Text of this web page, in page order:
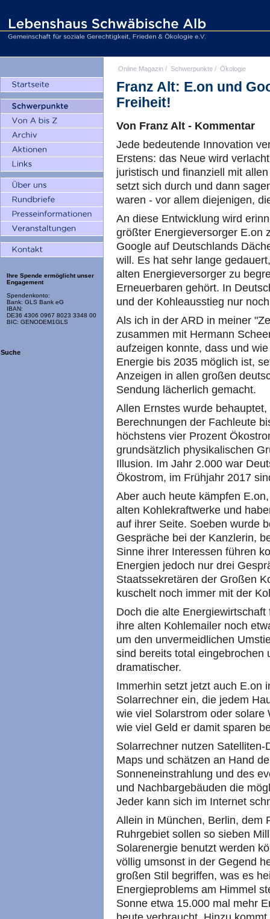
Ihre Spende ermöglicht unser
Engagement
Spendenkonto:
Bank: GLS Bank eG
IBAN:
DE36 4306 0967 8023 3348 00
BIC: GENODEM1GLS
Suche
Online Magazin / Schwerpunkte / Ökologie
Franz Alt: E.on und
Freiheit!
Von Franz Alt - Kommentar
Jede bedeutende Innovation
Erstens: das Neue wird
juristisch und finanziell mit
setzt sich durch und dann
waren - vor allem diejenigen,
An diese Entwicklung wird
größter Energieversorger E.on
Google auf Deutschlands
will. Es hat sehr lange
alten Energieversorger zu
Erneuerbaren gehört. In
und der Kohleausstieg nur
Als ich in der ARD in meiner
zusammen mit Hermann
aufzeigen konnte, dass und
Energie bis 2035 möglich ist,
Anzeigen in allen großen
Sendung lächerlich gemacht.
Allen Ernstes wurde
Berechnungen der Fachleute
höchstens vier Prozent
grundsätzlich physikalischen
Illusion. Im Jahr 2.000 war
Ökostrom, im Frühjahr 2017
Aber auch heute kämpfen
alten Kohlekraftwerke und
auf ihrer Seite. Soeben wurde
Gespräche bei der Kanzlerin,
Sinne ihrer Interessen führen
Energien jedoch nur drei
Staatssekretären der Großen
kuschelt noch immer mit der
Doch die alte
ihre alten Kohlemailer noch
um den unvermeidlichen
sind bereits total eingebrochen
dramatischer.
Immerhin setzt jetzt auch E.on
Solarrechner ein, die jedem
wie viel Solarstrom oder
wie viel Geld er damit sparen
Solarrechner nutzen
Maps und schätzen an Hand
Sonneneinstrahlung und des
und Nachbargebäuden die
Jeder kann sich im Internet
Allein in München, Berlin, dem
Ruhrgebiet sollen so sieben
Solarenergie benutzt werden
völlig umsonst in der Gegend
großen Stil begriffen, was es
Energieproblems am Himmel
Sonne etwa 15.000 mal mehr